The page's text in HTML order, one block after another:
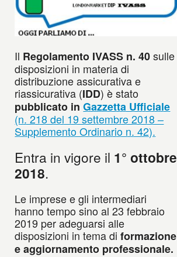
Il Regolamento IVASS n. 40sulle
disposizioni in materia di
distribuzione assicurativa e
riassicurativa (IDD) è stato
pubblicato inGazzetta Ufficiale
(n. 218 del 19 settembre 2018 –
Supplemento Ordinario n. 42).
Entra in vigore il 1° ottobre
2018.
Le imprese e gli intermediari
hanno tempo sino al 23 febbraio
2019 per adeguarsi alle
disposizioni in tema diformazione
e aggiornamento professionale.